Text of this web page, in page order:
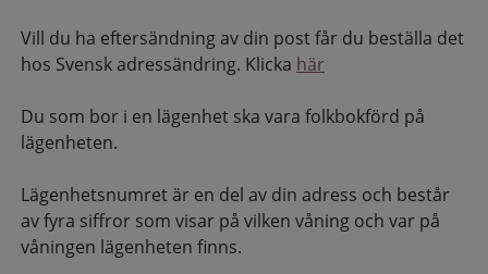
Vill du ha eftersändning av din post får du beställa det
hos Svensk adressändring. Klicka här
Du som bor i en lägenhet ska vara folkbokförd på
lägenheten.
Lägenhetsnumret är en del av din adress och består
av fyra siffror som visar på vilken våning och var på
våningen lägenheten finns.